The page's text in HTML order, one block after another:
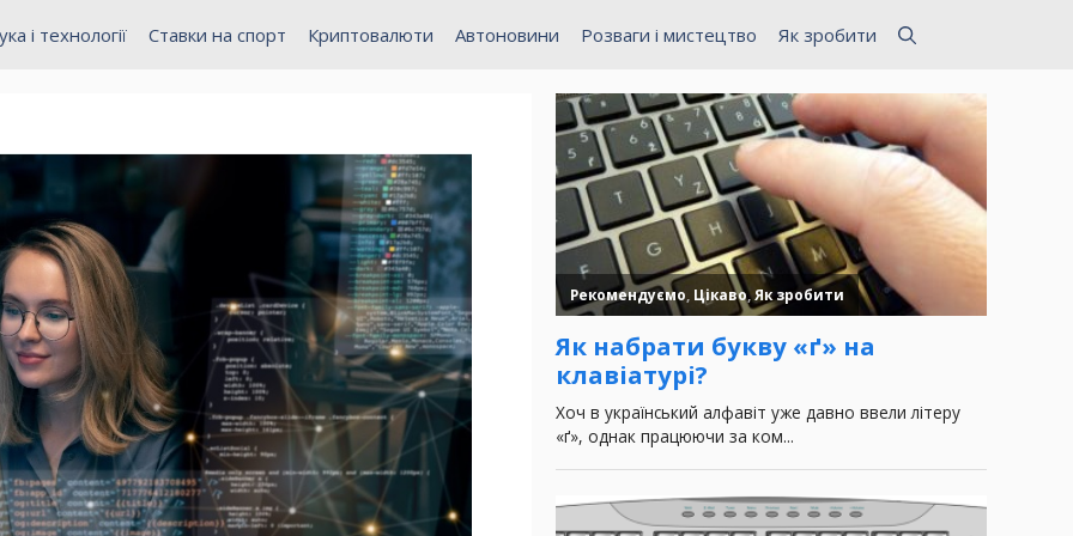
і технології Ставки на спорт Криптовалюти Автоновини Розваги і мистецтво Як зробити